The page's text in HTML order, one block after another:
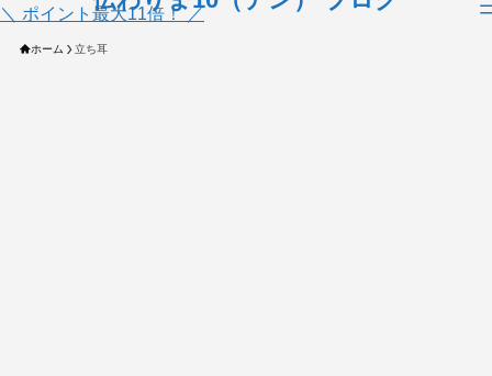
＼ ポイント最大11倍！ ／
ホーム 立ち耳